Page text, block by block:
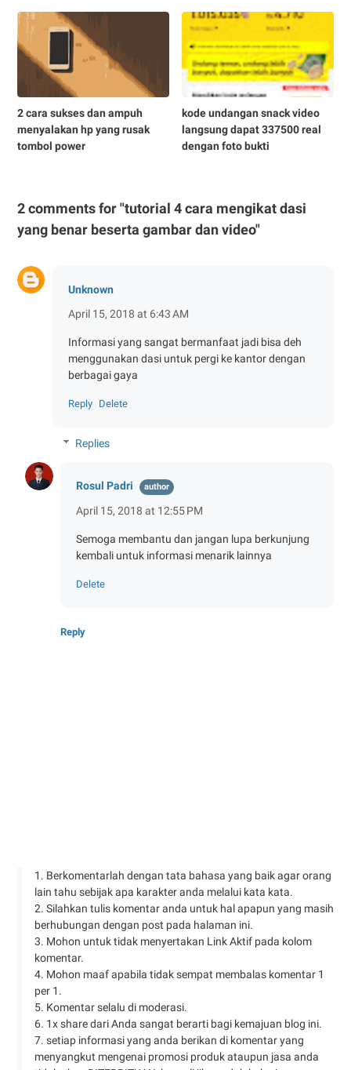
2 cara sukses dan ampuh
menyalakan hp yang rusak
tombol power
kode undangan snack video
langsung dapat 337500 real
dengan foto bukti
2 comments for "tutorial 4 cara mengikat dasi
yang benar beserta gambar dan video"
Unknown
April 15, 2018 at 6:43 AM
Informasi yang sangat bermanfaat jadi bisa deh
menggunakan dasi untuk pergi ke kantor dengan
berbagai gaya
Reply Delete
Replies
Rosul Padri
April 15, 2018 at 12:55 PM
Semoga membantu dan jangan lupa berkunjung
kembali untuk informasi menarik lainnya
Delete
Reply
1. Berkomentarlah dengan tata bahasa yang baik agar orang
lain tahu sebijak apa karakter anda melalui kata kata.
2. Silahkan tulis komentar anda untuk hal apapun yang masih
berhubungan dengan post pada halaman ini.
3. Mohon untuk tidak menyertakan Link Aktif pada kolom
komentar.
4. Mohon maaf apabila tidak sempat membalas komentar 1
per 1.
5. Komentar selalu di moderasi.
6. 1x share dari Anda sangat berarti bagi kemajuan blog ini.
7. setiap informasi yang anda berikan di komentar yang
menyangkut mengenai promosi produk ataupun jasa anda